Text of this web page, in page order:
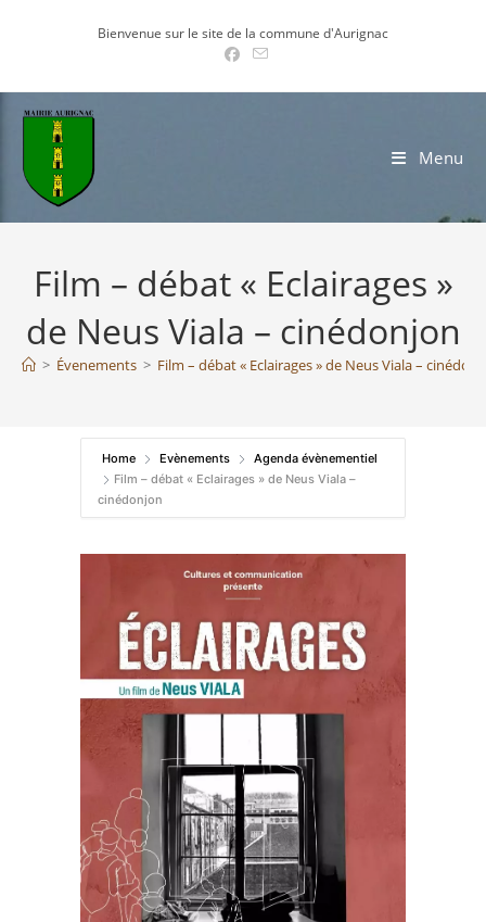
Bienvenue sur le site de la commune d'Aurignac
Menu
Film – débat « Eclairages »
de Neus Viala – cinédonjon
> Évenements > Film – débat « Eclairages » de Neus Viala –
Home Evènements
Agenda évènementiel
Film – débat « Eclairages » de Neus Viala –
cinédonjon